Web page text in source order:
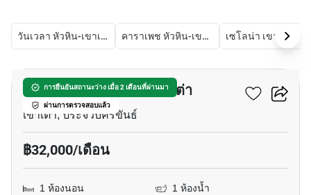
วันเวลา หัวหิน-เขาเต่า คาราเพช หัวหิน-เขาเต่า เซโลน่า เขาเต่า
การยืนยันสถานะว่าง เมื่อ 2 เดือนที่ผ่านมา
ผ่านการตรวจสอบแล้ว
บ้าน 1-ห้องนอน ใกล้ เขาเต่า
เขาเต่า, ประจวบคีรีขันธ์
฿32,000/เดือน
1 ห้องนอน
1 ห้องน้ำ